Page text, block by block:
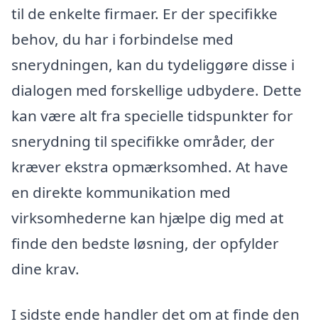
til de enkelte firmaer. Er der specifikke
behov, du har i forbindelse med
snerydningen, kan du tydeliggøre disse i
dialogen med forskellige udbydere. Dette
kan være alt fra specielle tidspunkter for
snerydning til specifikke områder, der
kræver ekstra opmærksomhed. At have
en direkte kommunikation med
virksomhederne kan hjælpe dig med at
finde den bedste løsning, der opfylder
dine krav.
I sidste ende handler det om at finde den